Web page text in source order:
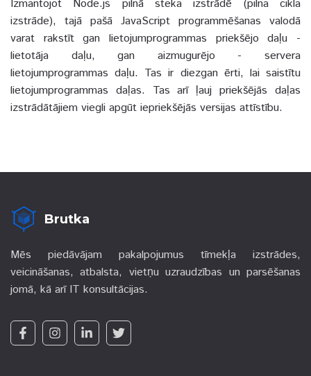
Izmantojot Node.js pilnā steka izstrādē (pilna cikla
izstrāde), tajā pašā JavaScript programmēšanas valodā
varat rakstīt gan lietojumprogrammas priekšējo daļu -
lietotāja daļu, gan aizmugurējo - servera
lietojumprogrammas daļu. Tas ir diezgan ērti, lai saistītu
lietojumprogrammas daļas. Tas arī ļauj priekšējās daļas
izstrādātājiem viegli apgūt iepriekšējās versijas attīstību.
Brutka
Mēs piedāvājam pakalpojumus tīmekļa izstrādes,
veicināšanas, atbalsta, vietņu uzraudzības un parsēšanas
jomā, kā arī IT konsultācijas.